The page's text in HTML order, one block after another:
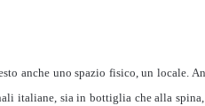
anche uno spazio fisico, un locale.
italiane, siain bottiglia che alla spina,